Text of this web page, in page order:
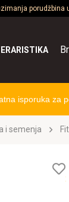
isporuka za
i semenja